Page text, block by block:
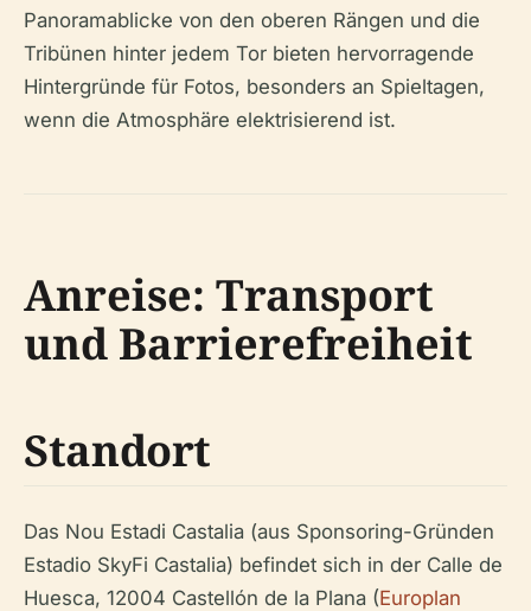
Panoramablicke von den oberen Rängen und die
Tribünen hinter jedem Tor bieten hervorragende
Hintergründe für Fotos, besonders an Spieltagen,
wenn die Atmosphäre elektrisierend ist.
Anreise: Transport
und Barrierefreiheit
Standort
Das Nou Estadi Castalia (aus Sponsoring-Gründen
Estadio SkyFi Castalia) befindet sich in der Calle de
Huesca, 12004 Castellón de la Plana (Europlan